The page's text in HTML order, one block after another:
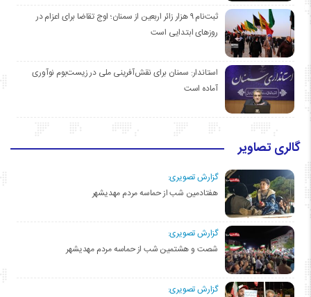
ثبت‌نام ۹ هزار زائر اربعین از سمنان؛ اوج تقاضا برای اعزام در
روزهای ابتدایی است
استاندار: سمنان برای نقش‌آفرینی ملی در زیست‌بوم نوآوری
آماده است
گالری تصاویر
گزارش تصویری:
هفتادمین شب از حماسه مردم مهدیشهر
گزارش تصویری:
شصت و هشتمین شب از حماسه مردم مهدیشهر
گزارش تصویری: